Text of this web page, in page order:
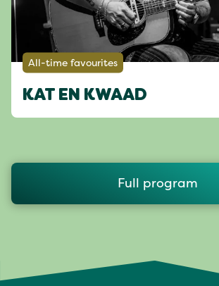
All-time favourites
KAT EN KWAAD
Full program